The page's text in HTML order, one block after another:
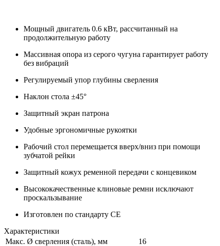
Мощный двигатель 0.6 кВт, рассчитанный на
продолжительную работу
Массивная опора из серого чугуна гарантирует работу
без вибраций
Регулируемый упор глубины сверления
Наклон стола ±45°
Защитный экран патрона
Удобные эргономичные рукоятки
Рабочий стол перемещается вверх/вниз при помощи
зубчатой рейки
Защитный кожух ременной передачи с концевиком
Высококачественные клиновые ремни исключают
проскальзывание
Изготовлен по стандарту СЕ
Характеристики
Макс. Ø сверления (сталь), мм
16